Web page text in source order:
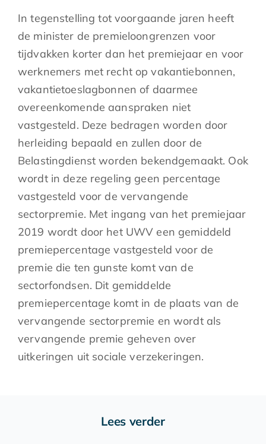
In tegenstelling tot voorgaande jaren heeft
de minister de premieloongrenzen voor
tijdvakken korter dan het premiejaar en voor
werknemers met recht op vakantiebonnen,
vakantietoeslagbonnen of daarmee
overeenkomende aanspraken niet
vastgesteld. Deze bedragen worden door
herleiding bepaald en zullen door de
Belastingdienst worden bekendgemaakt. Ook
wordt in deze regeling geen percentage
vastgesteld voor de vervangende
sectorpremie. Met ingang van het premiejaar
2019 wordt door het UWV een gemiddeld
premiepercentage vastgesteld voor de
premie die ten gunste komt van de
sectorfondsen. Dit gemiddelde
premiepercentage komt in de plaats van de
vervangende sectorpremie en wordt als
vervangende premie geheven over
uitkeringen uit sociale verzekeringen.
Lees verder